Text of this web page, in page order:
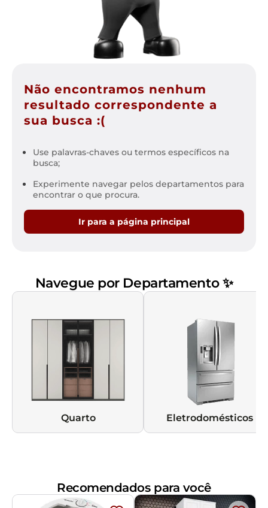
Não encontramos nenhum
resultado correspondente a
sua busca :(
Use palavras-chaves ou termos específicos na
busca;
Experimente navegar pelos departamentos para
encontrar o que procura.
Ir para a página principal
Navegue por Departamento ✨
Quarto Eletrodomésticos
Recomendados para você